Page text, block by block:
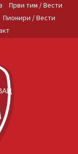
Први тим / Вести
Пионири / Вести